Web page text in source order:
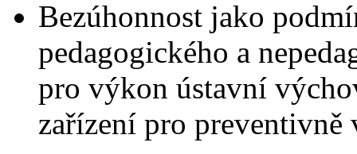
Bezúhonnost jako
pedagogického a
pro výkon ústavní
zařízení pro preventivně